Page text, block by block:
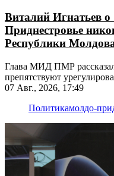
Виталий Игнатьев о
Приднестровье
Республики
Глава МИД ПМР
препятствуют
конфликта
07 Авг., 2026, 17:49
Политикамолдо-